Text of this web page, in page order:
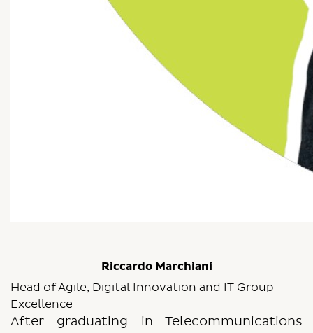
Riccardo Marchiani
Head of Agile, Digital Innovation and IT Group
Excellence
After graduating in Telecommunications